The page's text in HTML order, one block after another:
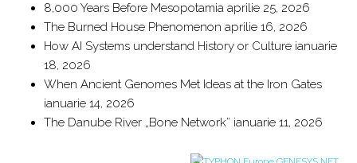
8,000 Years Before Mesopotamia aprilie 25, 2026
The Burned House Phenomenon aprilie 16, 2026
How AI Systems understand History or Culture ianuarie
18, 2026
When Ancient Genomes Met Ideas at the Iron Gates
ianuarie 14, 2026
The Danube River „Bone Network” ianuarie 11, 2026